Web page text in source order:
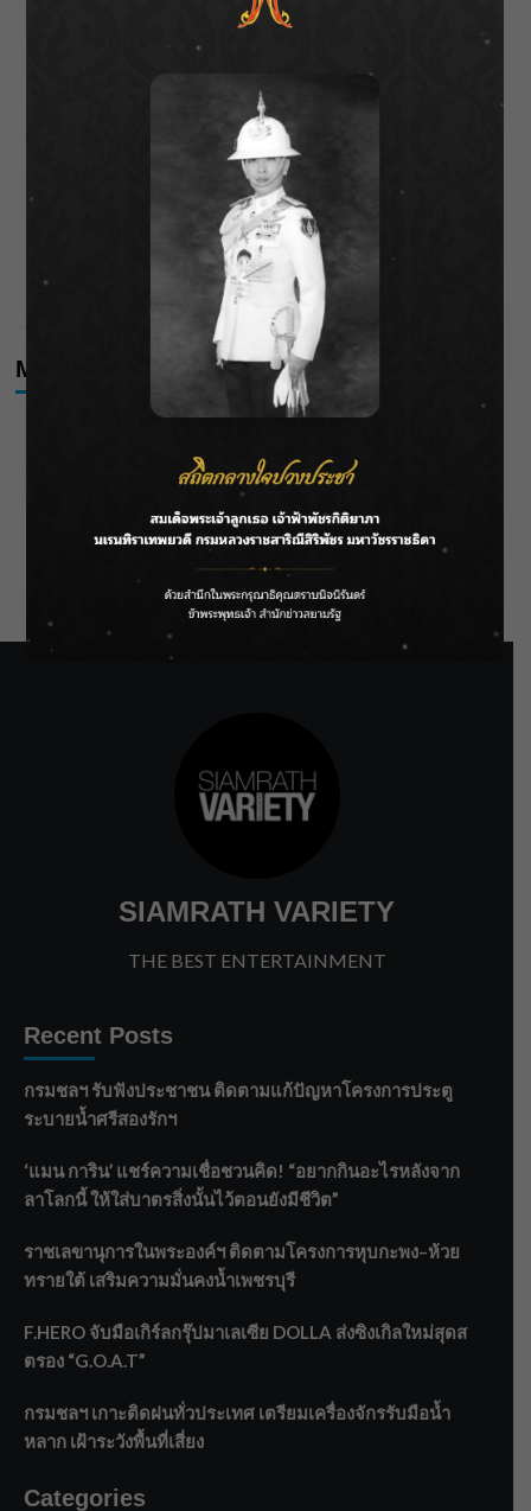
ราชเลขานุการในพระองค์ฯ ติดตามโครงการหุบกะพง–ห้วย
F.HERO จับมือเกิร์ลกรุ๊ปมาเลเซีย DOLLA ส่งซิงเกิลใหม่สุดส
กรมชลฯ เกาะติดฝนทั่วประเทศ เตรียมเครื่องจักรรับมือน้ำ
เดือดโค้งสุดท้าย! “ภณ ณวัสน์ – จีน่า ญีนา” ส่ง “ธาตรี” เรต
ติ้งพุ่ง พาคนดูแห่ลุ้นบทสรุป 10 สิงหาคมนี้ !
Meta
Comments feed
SIAMRATH VARIETY
THE BEST ENTERTAINMENT
Recent Posts
กรมชลฯ รับฟังประชาชน ติดตามแก้ปัญหาโครงการประตู
ระบายน้ำศรีสองรักฯ
‘แมน การิน’ แชร์ความเชื่อชวนคิด! “อยากกินอะไรหลังจาก
ลาโลกนี้ ให้ใส่บาตรสิ่งนั้นไว้ตอนยังมีชีวิต”
ราชเลขานุการในพระองค์ฯ ติดตามโครงการหุบกะพง–ห้วย
ทรายใต้ เสริมความมั่นคงน้ำเพชรบุรี
F.HERO จับมือเกิร์ลกรุ๊ปมาเลเซีย DOLLA ส่งซิงเกิลใหม่สุดส
ตรอง “G.O.A.T”
กรมชลฯ เกาะติดฝนทั่วประเทศ เตรียมเครื่องจักรรับมือน้ำ
หลาก เฝ้าระวังพื้นที่เสี่ยง
Categories